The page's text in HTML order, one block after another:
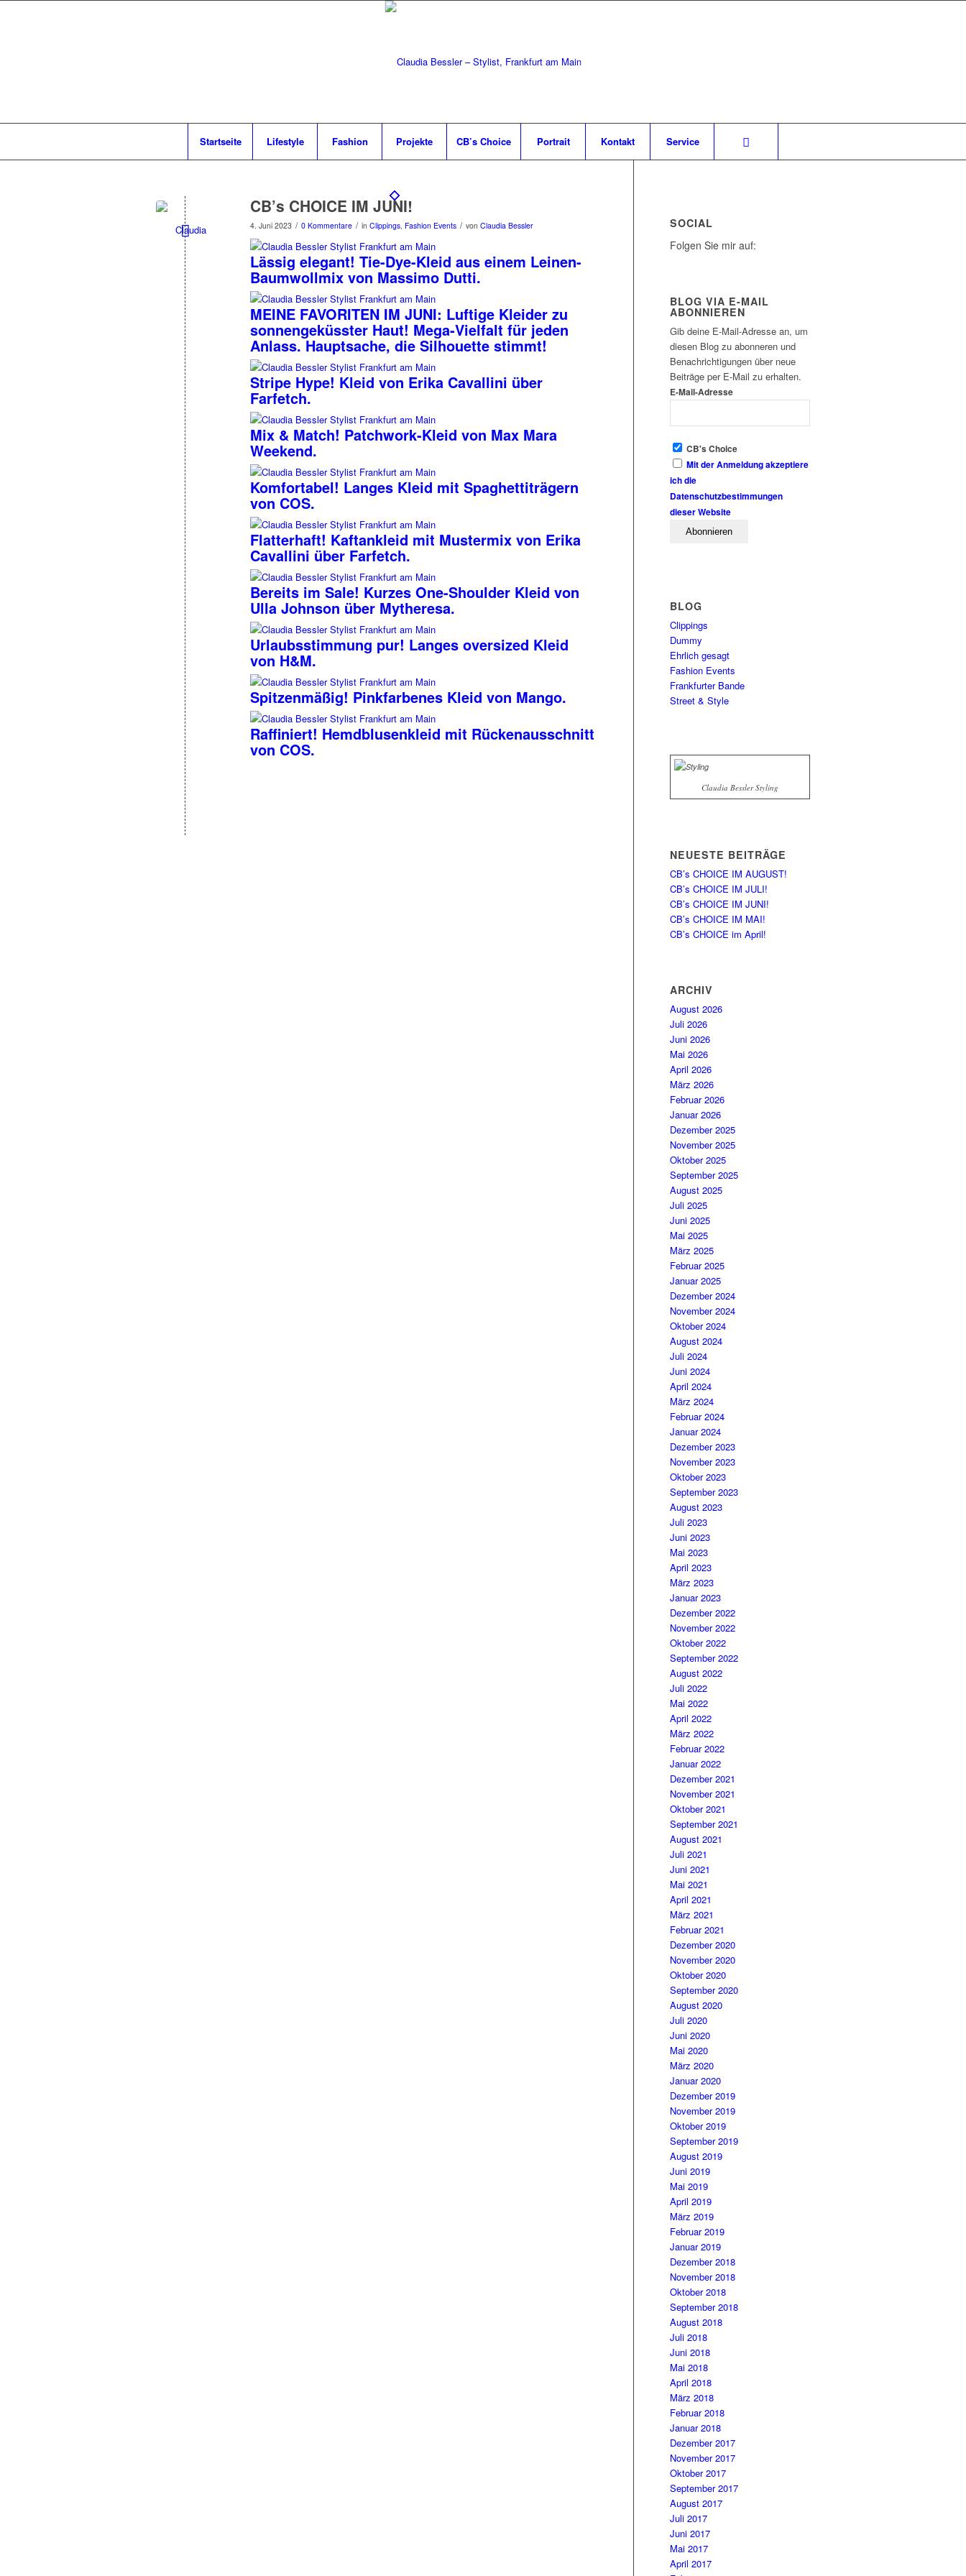
Startseite Lifestyle Fashion Projekte CB’s Choice Portrait Kontakt Service
CB’s CHOICE IM JUNI!
4. Juni 2023 / 0 Kommentare / in Clippings, Fashion Events / von Claudia Bessler
Lässig elegant! Tie-Dye-Kleid aus einem Leinen-
Baumwollmix von Massimo Dutti.
MEINE FAVORITEN IM JUNI: Luftige Kleider zu
sonnengeküsster Haut! Mega-Vielfalt für jeden
Anlass. Hauptsache, die Silhouette stimmt!
Stripe Hype! Kleid von Erika Cavallini über
Farfetch.
Mix & Match! Patchwork-Kleid von Max Mara
Weekend.
Komfortabel! Langes Kleid mit Spaghettiträgern
von COS.
Flatterhaft! Kaftankleid mit Mustermix von Erika
Cavallini über Farfetch.
Bereits im Sale! Kurzes One-Shoulder Kleid von
Ulla Johnson über Mytheresa.
Urlaubsstimmung pur! Langes oversized Kleid
von H&M.
Spitzenmäßig! Pinkfarbenes Kleid von Mango.
Raffiniert! Hemdblusenkleid mit Rückenausschnitt
von COS.
SOCIAL
Folgen Sie mir auf:
BLOG VIA E-MAIL
ABONNIEREN
Gib deine E-Mail-Adresse an, um
diesen Blog zu abonneren und
Benachrichtigungen über neue
Beiträge per E-Mail zu erhalten.
E-Mail-Adresse
CB's Choice
Mit der Anmeldung akzeptiere
ich die
Datenschutzbestimmungen
dieser Website
BLOG
Clippings
Dummy
Ehrlich gesagt
Fashion Events
Frankfurter Bande
Street & Style
Claudia Bessler Styling
NEUESTE BEITRÄGE
CB’s CHOICE IM AUGUST!
CB’s CHOICE IM JULI!
CB’s CHOICE IM JUNI!
CB’s CHOICE IM MAI!
CB’s CHOICE im April!
ARCHIV
August 2026
Juli 2026
Juni 2026
Mai 2026
April 2026
März 2026
Februar 2026
Januar 2026
Dezember 2025
November 2025
Oktober 2025
September 2025
August 2025
Juli 2025
Juni 2025
Mai 2025
März 2025
Februar 2025
Januar 2025
Dezember 2024
November 2024
Oktober 2024
August 2024
Juli 2024
Juni 2024
April 2024
März 2024
Februar 2024
Januar 2024
Dezember 2023
November 2023
Oktober 2023
September 2023
August 2023
Juli 2023
Juni 2023
Mai 2023
April 2023
März 2023
Januar 2023
Dezember 2022
November 2022
Oktober 2022
September 2022
August 2022
Juli 2022
Mai 2022
April 2022
März 2022
Februar 2022
Januar 2022
Dezember 2021
November 2021
Oktober 2021
September 2021
August 2021
Juli 2021
Juni 2021
Mai 2021
April 2021
März 2021
Februar 2021
Dezember 2020
November 2020
Oktober 2020
September 2020
August 2020
Juli 2020
Juni 2020
Mai 2020
März 2020
Januar 2020
Dezember 2019
November 2019
Oktober 2019
September 2019
August 2019
Juni 2019
Mai 2019
April 2019
März 2019
Februar 2019
Januar 2019
Dezember 2018
November 2018
Oktober 2018
September 2018
August 2018
Juli 2018
Juni 2018
Mai 2018
April 2018
März 2018
Februar 2018
Januar 2018
Dezember 2017
November 2017
Oktober 2017
September 2017
August 2017
Juli 2017
Juni 2017
Mai 2017
April 2017